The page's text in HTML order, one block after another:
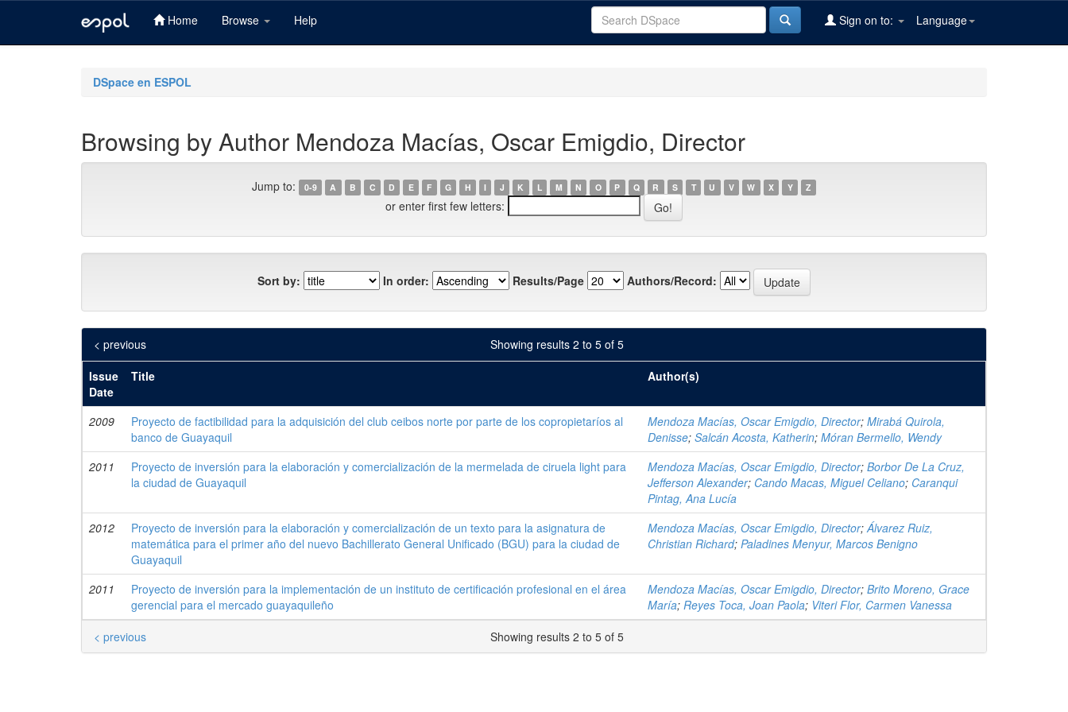
Home Browse Help Language
Sign on to:
DSpace en ESPOL
Browsing by Author Mendoza Macías, Oscar Emigdio, Director
Jump to: 0-9 A B C D E F G H I J K L M N O P Q R S T U V W X Y Z
or enter first few letters:
Sort by: In order: Results/Page Authors/Record:
Showing results 2 to 5 of 5
< previous
Issue
Date
Title Author(s)
2009
Proyecto de factibilidad para la adquisición del club ceibos norte por parte de los copropietaríos al
banco de Guayaquil
Mendoza Macías, Oscar Emigdio, Director; Mirabá Quirola,
Denisse; Salcán Acosta, Katherin; Móran Bermello, Wendy
2011
Proyecto de inversión para la elaboración y comercialización de la mermelada de ciruela light para
la ciudad de Guayaquil
Mendoza Macías, Oscar Emigdio, Director; Borbor De La Cruz,
Jefferson Alexander; Cando Macas, Miguel Celiano; Caranqui
Pintag, Ana Lucía
2012
Proyecto de inversión para la elaboración y comercialización de un texto para la asignatura de
matemática para el primer año del nuevo Bachillerato General Unificado (BGU) para la ciudad de
Guayaquil
Mendoza Macías, Oscar Emigdio, Director;Álvarez Ruiz,
Christian Richard; Paladines Menyur, Marcos Benigno
2011
Proyecto de inversión para la implementación de un instituto de certificación profesional en el área
gerencial para el mercado guayaquileño
Mendoza Macías, Oscar Emigdio, Director; Brito Moreno, Grace
María; Reyes Toca, Joan Paola; Viteri Flor, Carmen Vanessa
Showing results 2 to 5 of 5
< previous